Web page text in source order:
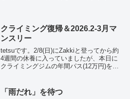
たので...
クライミング復帰＆2026.2-3月マ
ンスリー
tetsuです。2/8(日)にZakkiと登ってから約
4週間の休養に入っていましたが、本日に
クライミングジムの年間パス(12万円)を購
ったので、今回のマンスリーは今日1日...
「雨だれ」を待つ